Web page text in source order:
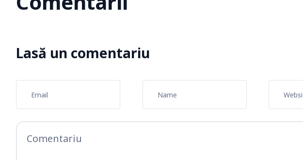
Lasă un comentariu